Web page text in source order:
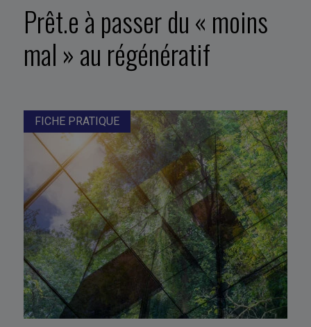
Prêt.e à passer du « moins
mal » au régénératif
FICHE PRATIQUE